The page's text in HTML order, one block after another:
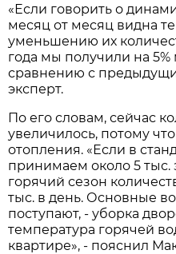
«Если говорить о
месяц от месяц видна
уменьшению их
года мы получили на
сравнению с
эксперт.
По его словам, сейчас
увеличилось, потому
отопления. «Если в
принимаем около 5 тыс.
горячий сезон
тыс. в день. Основные
поступают, - уборка
температура горячей
квартире», - пояснил